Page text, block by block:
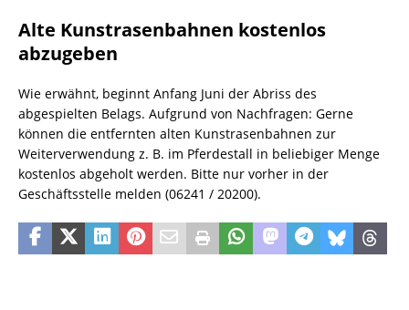
Alte Kunstrasenbahnen kostenlos
abzugeben
Wie erwähnt, beginnt Anfang Juni der Abriss des
abgespielten Belags. Aufgrund von Nachfragen: Gerne
können die entfernten alten Kunstrasenbahnen zur
Weiterverwendung z. B. im Pferdestall in beliebiger Menge
kostenlos abgeholt werden. Bitte nur vorher in der
Geschäftsstelle melden (06241 / 20200).